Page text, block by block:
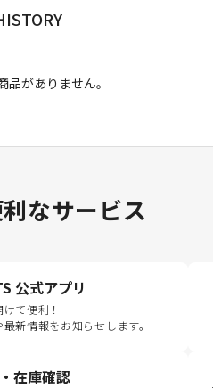
品がありません。
なサービス
公式アプリ
て便利！
新情報をお知らせします。
在庫確認